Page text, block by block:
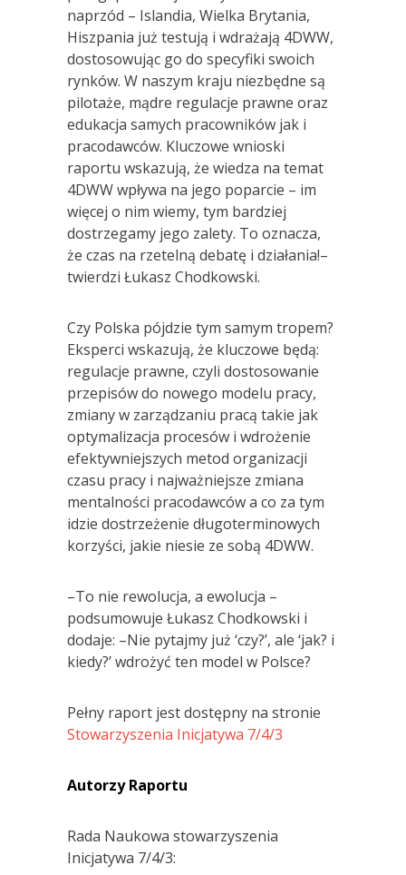
naprzód – Islandia, Wielka Brytania,
Hiszpania już testują i wdrażają 4DWW,
dostosowując go do specyfiki swoich
rynków. W naszym kraju niezbędne są
pilotaże, mądre regulacje prawne oraz
edukacja samych pracowników jak i
pracodawców. Kluczowe wnioski
raportu wskazują, że wiedza na temat
4DWW wpływa na jego poparcie – im
więcej o nim wiemy, tym bardziej
dostrzegamy jego zalety. To oznacza,
że czas na rzetelną debatę i działania!–
twierdzi Łukasz Chodkowski.
Czy Polska pójdzie tym samym tropem?
Eksperci wskazują, że kluczowe będą:
regulacje prawne, czyli dostosowanie
przepisów do nowego modelu pracy,
zmiany w zarządzaniu pracą takie jak
optymalizacja procesów i wdrożenie
efektywniejszych metod organizacji
czasu pracy i najważniejsze zmiana
mentalności pracodawców a co za tym
idzie dostrzeżenie długoterminowych
korzyści, jakie niesie ze sobą 4DWW.
–To nie rewolucja, a ewolucja –
podsumowuje Łukasz Chodkowski i
dodaje: –Nie pytajmy już ‘czy?’, ale ‘jak? i
kiedy?’ wdrożyć ten model w Polsce?
Pełny raport jest dostępny na stronie
Stowarzyszenia Inicjatywa 7/4/3
Autorzy Raportu
Rada Naukowa stowarzyszenia
Inicjatywa 7/4/3: